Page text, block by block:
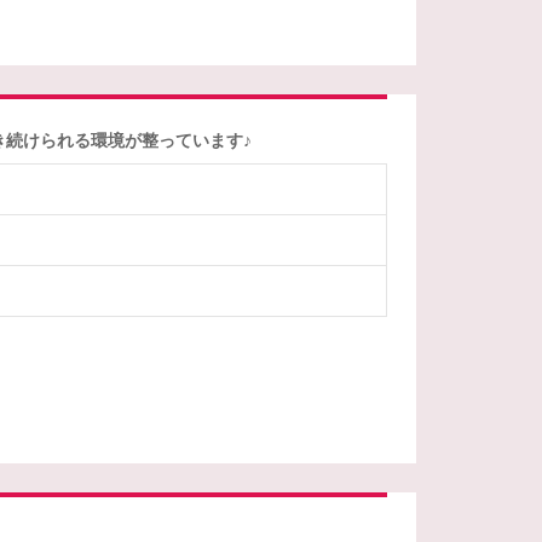
けられる環境が整っています♪